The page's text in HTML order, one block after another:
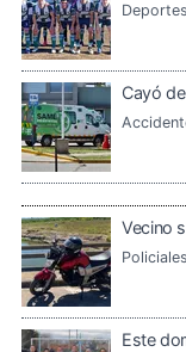
Deportes
Cayó
Vecino
Policiales
Este